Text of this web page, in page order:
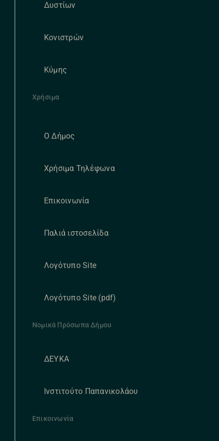
Δυστίων
Κονιστρών
Κύμης
Χρήσιμα
Ο Δήμος
Χρήσιμα Τηλέφωνα
Επικοινωνία
Παλιά ιστοσελίδα
Λογότυπο Site
Λογότυπο Site (pdf)
Νομικά Πρόσωπα Δήμου
ΔΕΥΚΑ
Ινστιτούτο Παπανικολάου
Επικοινωνία